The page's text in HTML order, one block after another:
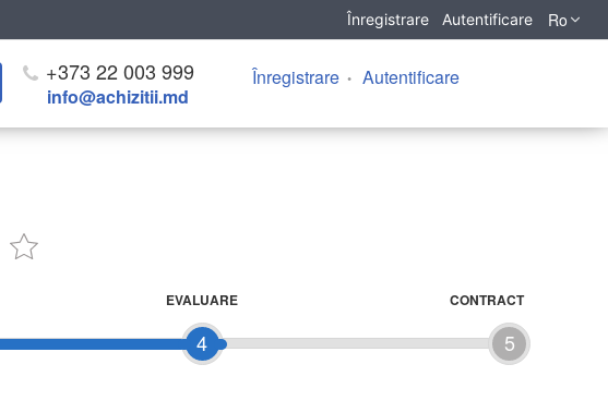
Înregistrare Autentificare Ro
+373 22 003 999
info@achizitii.md
Înregistrare Autentificare
4
EVALUARE
5
CONTRACT